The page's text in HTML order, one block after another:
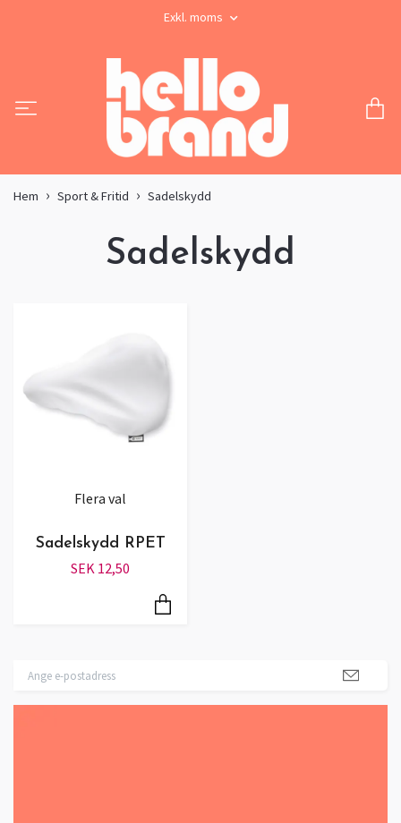
Exkl. moms
Hem Sport & Fritid Sadelskydd
Sadelskydd
Flera val
Sadelskydd RPET
SEK 12,50